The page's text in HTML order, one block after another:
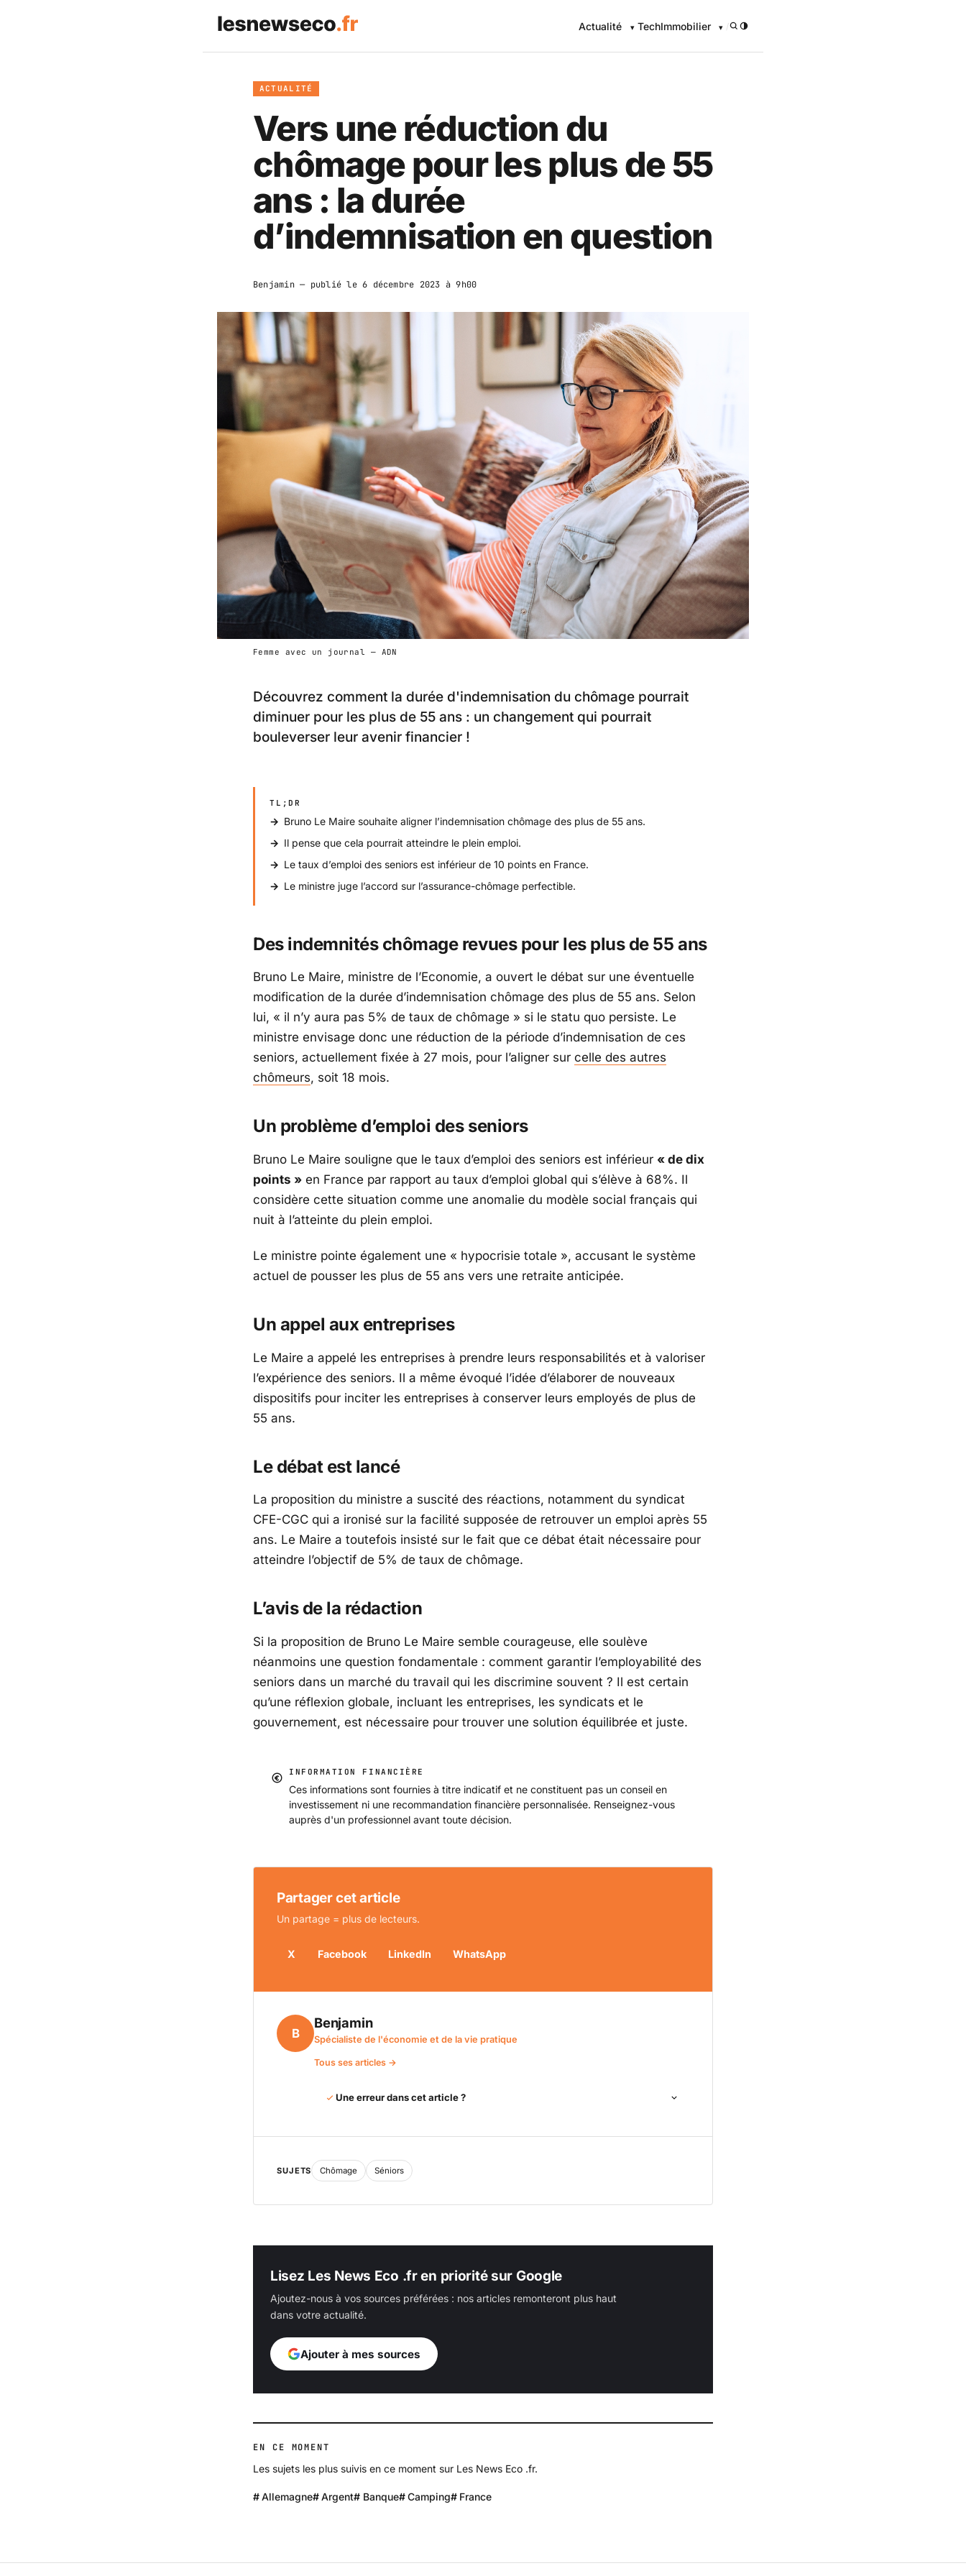
Actualité TechImmobilier /
ACTUALITÉ
Vers une réduction du
chômage pour les plus de 55
ans : la durée
d’indemnisation en question
Benjamin— publié le6 décembre 2023 à 9h00
Femme avec un journal — ADN
Découvrez comment la durée d'indemnisation du chômage pourrait
diminuer pour les plus de 55 ans : un changement qui pourrait
bouleverser leur avenir financier !
TL;DR
Bruno Le Maire souhaite aligner l’indemnisation chômage des plus de 55 ans.
Il pense que cela pourrait atteindre le plein emploi.
Le taux d’emploi des seniors est inférieur de 10 points en France.
Le ministre juge l’accord sur l’assurance-chômage perfectible.
Des indemnités chômage revues pour les plus de 55 ans
Bruno Le Maire, ministre de l’Economie, a ouvert le débat sur une éventuelle
modification de la durée d’indemnisation chômage des plus de 55 ans. Selon
lui, « il n’y aura pas 5% de taux de chômage » si le statu quo persiste. Le
ministre envisage donc une réduction de la période d’indemnisation de ces
seniors, actuellement fixée à 27 mois, pour l’aligner sur celle des autres
chômeurs, soit 18 mois.
Un problème d’emploi des seniors
Bruno Le Maire souligne que le taux d’emploi des seniors est inférieur « de dix
points » en France par rapport au taux d’emploi global qui s’élève à 68%. Il
considère cette situation comme une anomalie du modèle social français qui
nuit à l’atteinte du plein emploi.
Le ministre pointe également une « hypocrisie totale », accusant le système
actuel de pousser les plus de 55 ans vers une retraite anticipée.
Un appel aux entreprises
Le Maire a appelé les entreprises à prendre leurs responsabilités et à valoriser
l’expérience des seniors. Il a même évoqué l’idée d’élaborer de nouveaux
dispositifs pour inciter les entreprises à conserver leurs employés de plus de
55 ans.
Le débat est lancé
La proposition du ministre a suscité des réactions, notamment du syndicat
CFE-CGC qui a ironisé sur la facilité supposée de retrouver un emploi après 55
ans. Le Maire a toutefois insisté sur le fait que ce débat était nécessaire pour
atteindre l’objectif de 5% de taux de chômage.
L’avis de la rédaction
Si la proposition de Bruno Le Maire semble courageuse, elle soulève
néanmoins une question fondamentale : comment garantir l’employabilité des
seniors dans un marché du travail qui les discrimine souvent ? Il est certain
qu’une réflexion globale, incluant les entreprises, les syndicats et le
gouvernement, est nécessaire pour trouver une solution équilibrée et juste.
INFORMATION FINANCIÈRE
Ces informations sont fournies à titre indicatif et ne constituent pas un conseil en
investissement ni une recommandation financière personnalisée. Renseignez-vous
auprès d'un professionnel avant toute décision.
Partager cet article
Un partage = plus de lecteurs.
X Facebook LinkedIn WhatsApp
B
Benjamin
Spécialiste de l'économie et de la vie pratique
Tous ses articles →
Une erreur dans cet article ?
SUJETS Chômage Séniors
Lisez Les News Eco .fr en priorité sur Google
Ajoutez-nous à vos sources préférées : nos articles remonteront plus haut
dans votre actualité.
Ajouter à mes sources
EN CE MOMENT
Les sujets les plus suivis en ce moment sur Les News Eco .fr.
Allemagne Argent Banque Camping France